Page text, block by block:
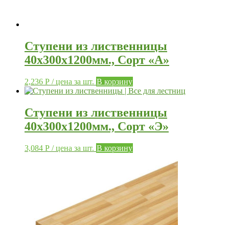
Ступени из лиственницы
40х300х1200мм., Сорт «А»
2,236 Р / цена за шт. В корзину
Ступени из лиственницы
40х300х1200мм., Сорт «Э»
3,084 Р / цена за шт. В корзину